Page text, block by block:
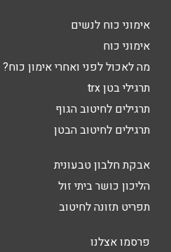
אימוני כוח לנשים
אימוני כוח
מה לאכול לפני ואחרי אימון כוח?
תרגילי בטן trx
תרגילים לחיטוב הגוף
תרגילים לחיטוב הבטן
אבקת חלבון טבעונית
הליכון כושר ביתי זול
תפריט תזונה לחיטוב
פרסמו אצלנו